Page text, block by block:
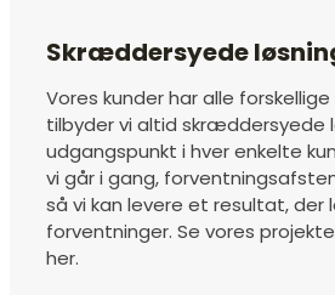
Skræddersyede
Vores kunder har alle
tilbyder vi altid skræddersyede
udgangspunkt i hver enkelte
vi går i gang,
så vi kan levere et resultat, der
forventninger. Se vores
her.